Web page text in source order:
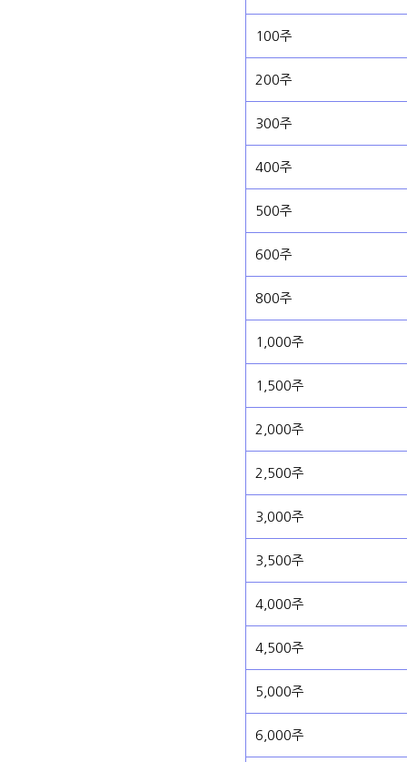
100주
200주
300주
400주
500주
600주
800주
1,000주
1,500주
2,000주
2,500주
3,000주
3,500주
4,000주
4,500주
5,000주
6,000주